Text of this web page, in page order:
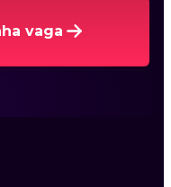
vaga